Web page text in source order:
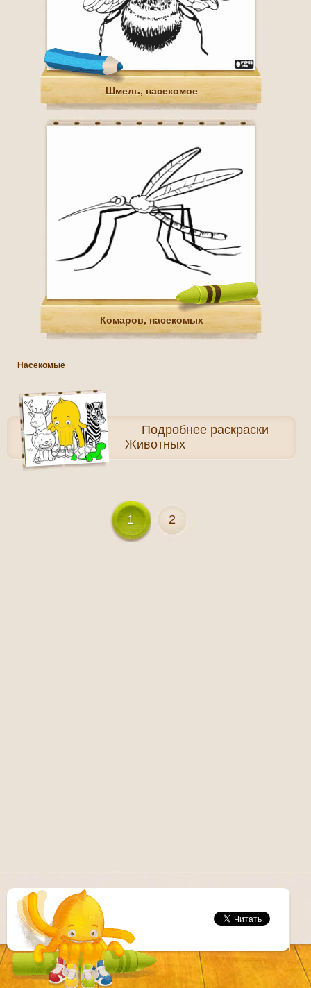
Шмель, насекомое
Комаров, насекомых
Насекомые
Подробнее раскраски
Животных
1 2